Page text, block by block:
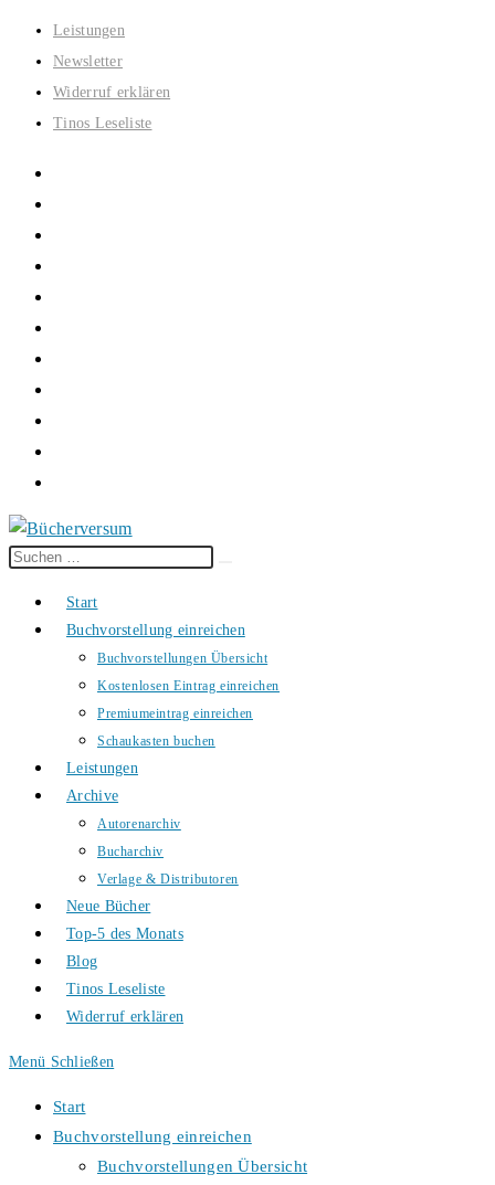
Zum
Inhalt
springen
Leistungen
Newsletter
Widerruf erklären
Tinos Leseliste
Diese
durchsuchen
Start
Buchvorstellung einreichen
Buchvorstellungen Übersicht
Kostenlosen Eintrag einreichen
Premiumeintrag einreichen
Schaukasten buchen
Leistungen
Archive
Autorenarchiv
Bucharchiv
Verlage & Distributoren
Neue Bücher
Top-5 des Monats
Blog
Tinos Leseliste
Widerruf erklären
Menü Schließen
Start
Buchvorstellung einreichen
Buchvorstellungen Übersicht